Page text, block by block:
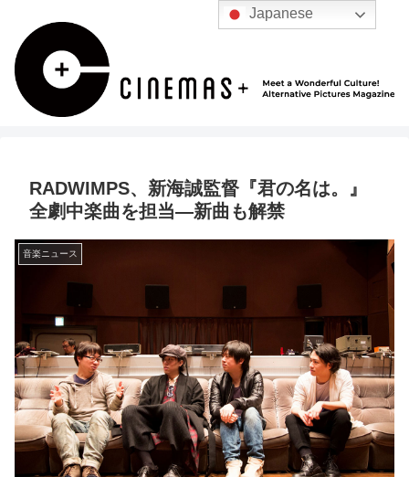
RADWIMPS、新海誠監督『君の名は。』
全劇中楽曲を担当―新曲も解禁
音楽ニュース
Japanese